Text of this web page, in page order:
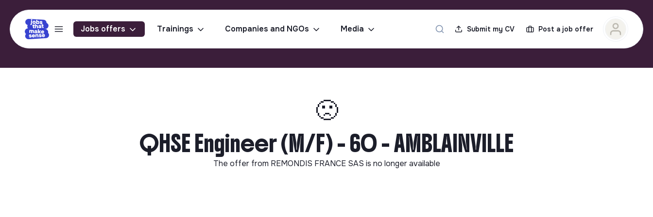
Jobs offers Trainings Companies and NGOs Media Submit my CV Post a job offer
🙁
QHSE Engineer (M/F) - 60 - AMBLAINVILLE
The offer from REMONDIS FRANCE SAS is no longer available